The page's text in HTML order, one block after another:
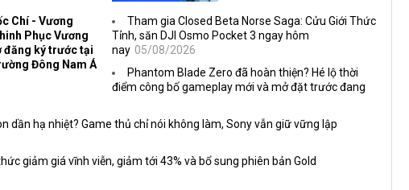
Chí - Vương
Phục Vương
đăng ký trước tại
Đông Nam Á
Tham gia Closed Beta Norse Saga: Cửu Giới Thức
Tỉnh, săn DJI Osmo Pocket 3 ngay hôm
nay 05/08/2026
Phantom Blade Zero đã hoàn thiện? Hé lộ thời
điểm công bố gameplay mới và mở đặt trước đang
dần hạ nhiệt? Game thủ chỉ nói không làm, Sony vẫn giữ vững lập
giảm giá vĩnh viễn, giảm tới 43% và bổ sung phiên bản Gold